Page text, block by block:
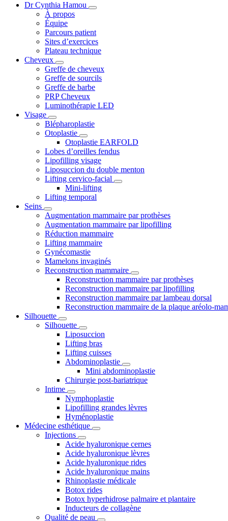
Dr Cynthia Hamou
À propos
Équipe
Parcours patient
Sites d’exercices
Plateau technique
Cheveux
Greffe de cheveux
Greffe de sourcils
Greffe de barbe
PRP Cheveux
Luminothérapie LED
Visage
Blépharoplastie
Otoplastie
Otoplastie EARFOLD
Lobes d’oreilles fendus
Lipofilling visage
Liposuccion du double menton
Lifting cervico-facial
Mini-lifting
Lifting temporal
Seins
Augmentation mammaire par prothèses
Augmentation mammaire par lipofilling
Réduction mammaire
Lifting mammaire
Gynécomastie
Mamelons invaginés
Reconstruction mammaire
Reconstruction mammaire par prothèses
Reconstruction mammaire par lipofilling
Reconstruction mammaire par lambeau dorsal
Reconstruction mammaire de la plaque aréolo-
Silhouette
Silhouette
Liposuccion
Lifting bras
Lifting cuisses
Abdominoplastie
Mini abdominoplastie
Chirurgie post-bariatrique
Intime
Nymphoplastie
Lipofilling grandes lèvres
Hyménoplastie
Médecine esthétique
Injections
Acide hyaluronique cernes
Acide hyaluronique lèvres
Acide hyaluronique rides
Acide hyaluronique mains
Rhinoplastie médicale
Botox rides
Botox hyperhidrose palmaire et plantaire
Inducteurs de collagène
Qualité de peau